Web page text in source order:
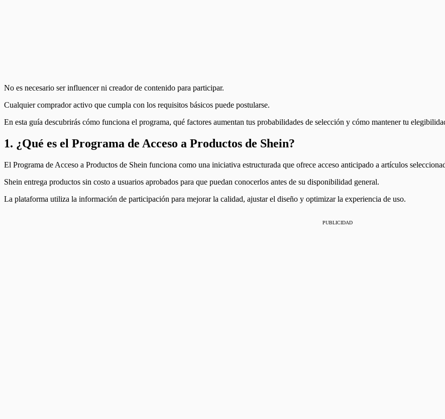
No es necesario ser influencer ni creador de contenido para participar.
Cualquier comprador activo que cumpla con los requisitos básicos puede postularse.
En esta guía descubrirás cómo funciona el programa, qué factores aumentan tus probabilidades de selección y cómo mantener tu
1. ¿Qué es el Programa de Acceso a Productos de Shein?
El Programa de Acceso a Productos de Shein funciona como una iniciativa estructurada que ofrece acceso anticipado a artículos
Shein entrega productos sin costo a usuarios aprobados para que puedan conocerlos antes de su disponibilidad general.
La plataforma utiliza la información de participación para mejorar la calidad, ajustar el diseño y optimizar la experiencia de uso.
PUBLICIDAD